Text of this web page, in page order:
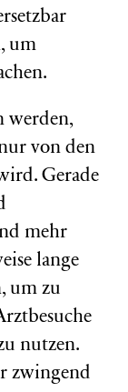
um
werden,
von den
Gerade
mehr
lange
um zu
nutzen.
zwingend